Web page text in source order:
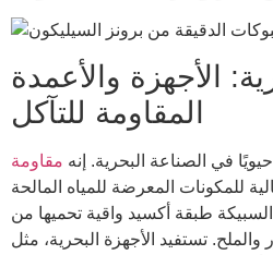
الأجهزة والأعمدة
المقاومة للتآكل
في الصناعة البحرية. إنه مقاومة
للمكونات المعرضة للمياه المالحة
طبقة أكسيد واقية تحميها من
والملح. تستفيد الأجهزة البحرية، مثل